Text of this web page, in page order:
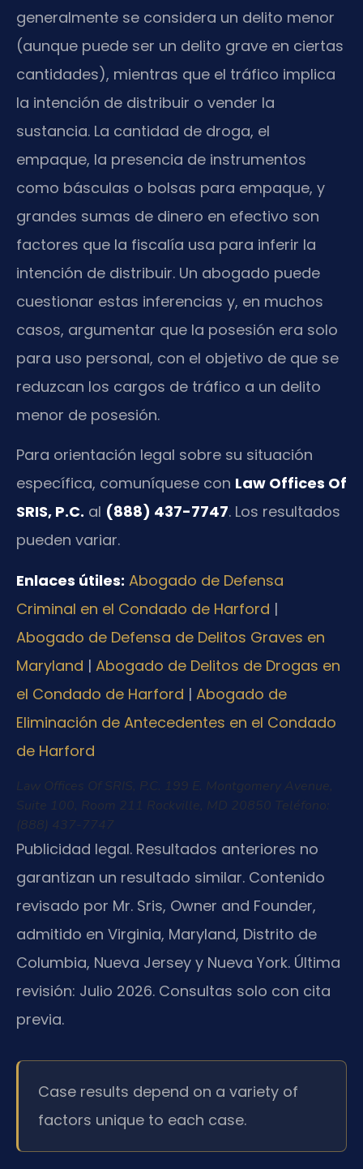
generalmente se considera un delito menor
(aunque puede ser un delito grave en ciertas
cantidades), mientras que el tráfico implica
la intención de distribuir o vender la
sustancia. La cantidad de droga, el
empaque, la presencia de instrumentos
como básculas o bolsas para empaque, y
grandes sumas de dinero en efectivo son
factores que la fiscalía usa para inferir la
intención de distribuir. Un abogado puede
cuestionar estas inferencias y, en muchos
casos, argumentar que la posesión era solo
para uso personal, con el objetivo de que se
reduzcan los cargos de tráfico a un delito
menor de posesión.
Para orientación legal sobre su situación
específica, comuníquese con Law Offices Of
SRIS, P.C. al (888) 437-7747. Los resultados
pueden variar.
Enlaces útiles: Abogado de Defensa
Criminal en el Condado de Harford |
Abogado de Defensa de Delitos Graves en
Maryland | Abogado de Delitos de Drogas en
el Condado de Harford | Abogado de
Eliminación de Antecedentes en el Condado
de Harford
Law Offices Of SRIS, P.C. 199 E. Montgomery Avenue,
Suite 100, Room 211 Rockville, MD 20850 Teléfono:
(888) 437-7747
Publicidad legal. Resultados anteriores no
garantizan un resultado similar. Contenido
revisado por Mr. Sris, Owner and Founder,
admitido en Virginia, Maryland, Distrito de
Columbia, Nueva Jersey y Nueva York. Última
revisión: Julio 2026. Consultas solo con cita
previa.
Case results depend on a variety of
factors unique to each case.